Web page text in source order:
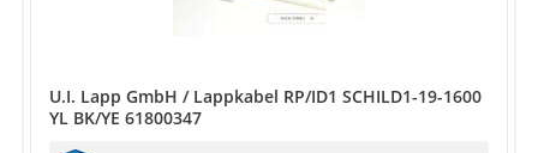
U.I. Lapp GmbH / Lappkabel RP/ID1 SCHILD1-19-1600
YL BK/YE 61800347